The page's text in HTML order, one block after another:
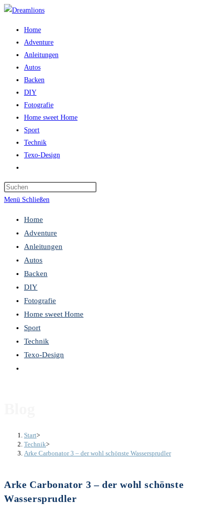
Zum
springen
Home
Adventure
Anleitungen
Autos
Backen
DIY
Fotografie
Home sweet Home
Sport
Technik
Texo-Design
umschalten
Menü Schließen
Home
Adventure
Anleitungen
Autos
Backen
DIY
Fotografie
Home sweet Home
Sport
Technik
Texo-Design
Start>
Technik>
Arke Carbonator 3 – der wohl schönste Wassersprudler
Arke Carbonator 3 – der wohl schönste
Wassersprudler